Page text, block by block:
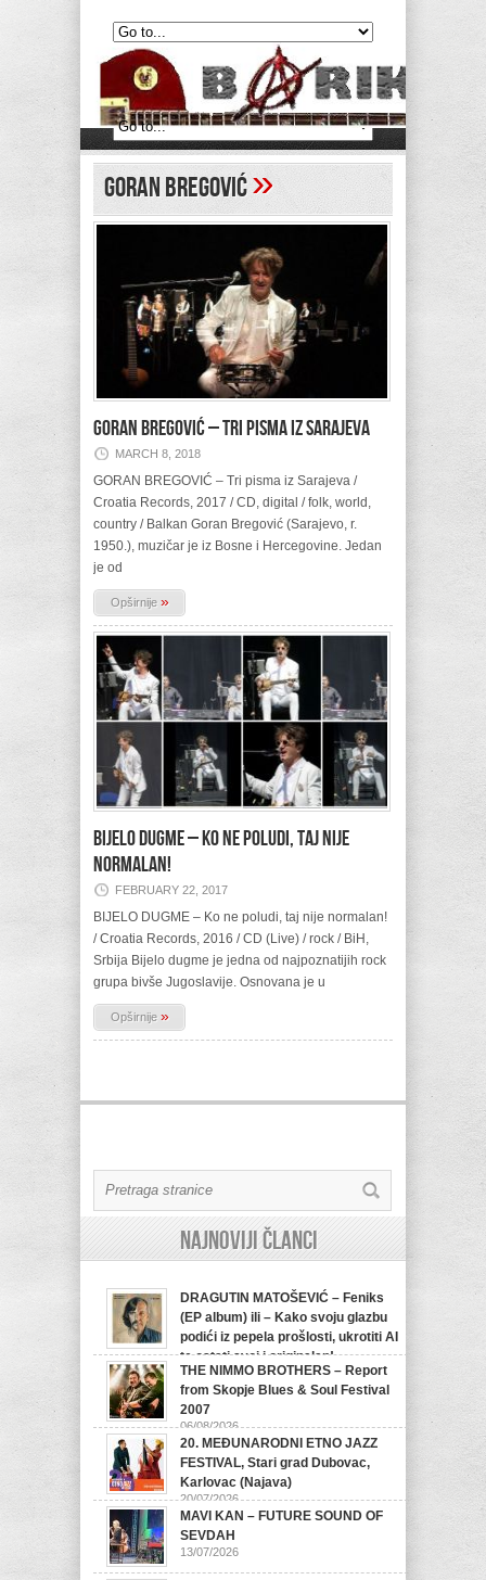
Goran Bregović»
GORAN BREGOVIĆ – Tri pisma iz Sarajeva
MARCH 8, 2018
GORAN BREGOVIĆ – Tri pisma iz Sarajeva /
Croatia Records, 2017 / CD, digital / folk, world,
country / Balkan Goran Bregović (Sarajevo, r.
1950.), muzičar je iz Bosne i Hercegovine. Jedan
je od
Opširnije »
BIJELO DUGME – Ko ne poludi, taj nije
normalan!
FEBRUARY 22, 2017
BIJELO DUGME – Ko ne poludi, taj nije normalan!
/ Croatia Records, 2016 / CD (Live) / rock / BiH,
Srbija Bijelo dugme je jedna od najpoznatijih rock
grupa bivše Jugoslavije. Osnovana je u
Opširnije »
Najnoviji članci
DRAGUTIN MATOŠEVIĆ – Feniks
(EP album) ili – Kako svoju glazbu
podići iz pepela prošlosti, ukrotiti AI
te ostati svoj i originalan!
07/08/2026
THE NIMMO BROTHERS – Report
from Skopje Blues & Soul Festival
2007
06/08/2026
20. MEĐUNARODNI ETNO JAZZ
FESTIVAL, Stari grad Dubovac,
Karlovac (Najava)
20/07/2026
MAVI KAN – FUTURE SOUND OF
SEVDAH
13/07/2026